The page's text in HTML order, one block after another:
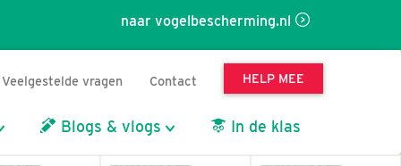
naar vogelbescherming.nl
Veelgestelde vragen Contact HELP MEE
Blogs & vlogs In de klas